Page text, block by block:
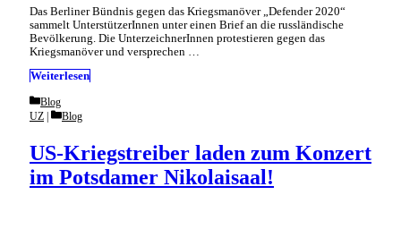
Das Berliner Bündnis gegen das Kriegsmanöver „Defender 2020“
sammelt UnterstützerInnen unter einen Brief an die russländische
Bevölkerung. Die UnterzeichnerInnen protestieren gegen das
Kriegsmanöver und versprechen …
Weiterlesen
Categories
Blog
US-Kriegstreiber laden zum Konzert
im Potsdamer Nikolaisaal!
UZ Categories
Blog